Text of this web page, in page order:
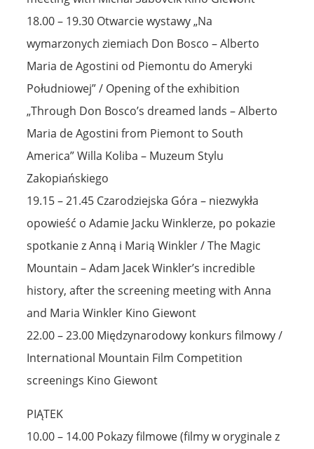
18.00 – 19.30 Otwarcie wystawy „Na
wymarzonych ziemiach Don Bosco – Alberto
Maria de Agostini od Piemontu do Ameryki
Południowej” / Opening of the exhibition
„Through Don Bosco’s dreamed lands – Alberto
Maria de Agostini from Piemont to South
America” Willa Koliba – Muzeum Stylu
Zakopiańskiego
19.15 – 21.45 Czarodziejska Góra – niezwykła
opowieść o Adamie Jacku Winklerze, po pokazie
spotkanie z Anną i Marią Winkler / The Magic
Mountain – Adam Jacek Winkler’s incredible
history, after the screening meeting with Anna
and Maria Winkler Kino Giewont
22.00 – 23.00 Międzynarodowy konkurs filmowy /
International Mountain Film Competition
screenings Kino Giewont
PIĄTEK
10.00 – 14.00 Pokazy filmowe (filmy w oryginale z